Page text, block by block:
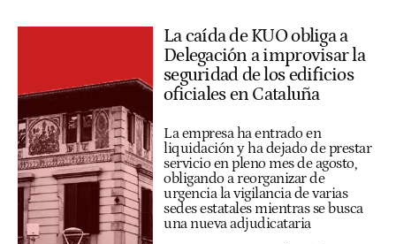
La caída de KUO obliga a
Delegación a improvisar la
seguridad de los edificios
oficiales en Cataluña
La empresa ha entrado en
liquidación y ha dejado de prestar
servicio en pleno mes de agosto,
obligando a reorganizar de
urgencia la vigilancia de varias
sedes estatales mientras se busca
una nueva adjudicataria